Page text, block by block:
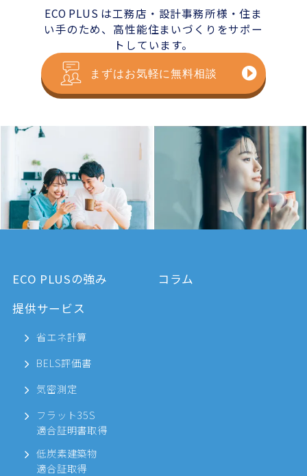
ECO PLUS は工務店・設計事務所様・住ま
い手のため、 高性能住まいづくりをサポー
トしています。
まずはお気軽に無料相談
ECO PLUSの強み
提供サービス
省エネ計算
BELS評価書
気密測定
フラット35S
適合証明書取得
低炭素建築物
適合証取得
コラム